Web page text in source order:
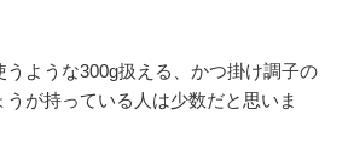
うような300g扱える、かつ掛け調子の
が持っている人は少数だと思いま